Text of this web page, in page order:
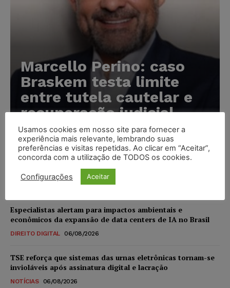
Marcello Perino: caso
Braskem testa limite
entre tutela cautelar e
recuperação judicial
Karina Silvério - 06/08/2026
IA da Anthropic cria identidades falsas em teste de
segurança e acende alerta sobre riscos de autonomia
Especialistas alertam para impactos ambientais e
econômicos da expansão de data centers de IA no Brasil
DIREITO DIGITAL 06/08/2026
TSE reforça que sistemas das urnas eletrônicas tornam-se
invioláveis após assinatura digital e lacração
NOTÍCIAS 06/08/2026
Usamos cookies em nosso site para fornecer a
experiência mais relevante, lembrando suas
preferências e visitas repetidas. Ao clicar em “Aceitar”,
concorda com a utilização de TODOS os cookies.
Configurações Aceitar